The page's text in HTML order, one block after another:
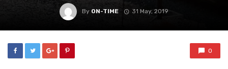
By ON-TIME 31 May, 2019
0